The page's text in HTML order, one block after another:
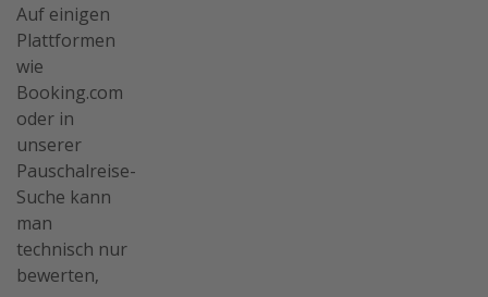
Auf einigen
Plattformen
wie
Booking.com
oder in
unserer
Pauschalreise-
Suche kann
man
technisch nur
bewerten,